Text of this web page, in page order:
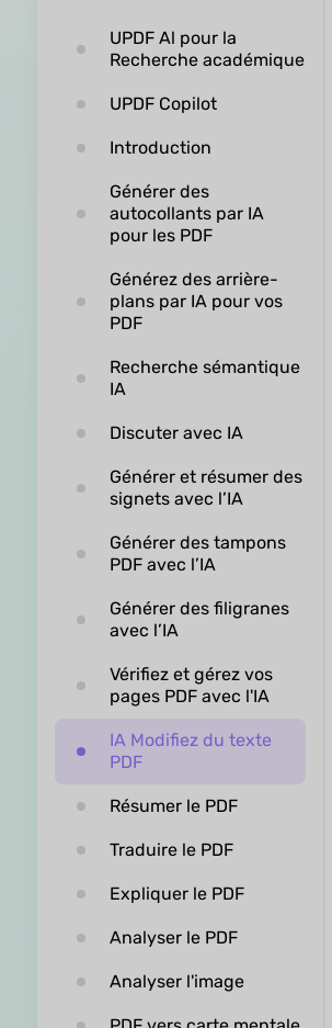
UPDF Al pour la
Recherche académique
UPDF Copilot
Introduction
Générer des
autocollants par IA
pour les PDF
Générez des arrière-
plans par IA pour vos
PDF
Recherche sémantique
IA
Discuter avec IA
Générer et résumer des
signets avec l’IA
Générer des tampons
PDF avec l’IA
Générer des filigranes
avec l’IA
Vérifiez et gérez vos
pages PDF avec l'IA
IA Modifiez du texte
PDF
Résumer le PDF
Traduire le PDF
Expliquer le PDF
Analyser le PDF
Analyser l'image